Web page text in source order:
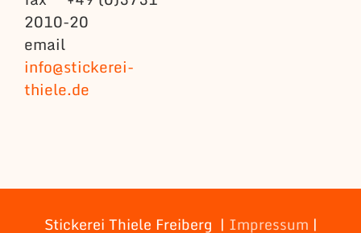
2010-20
email
info@stickerei-
thiele.de
Stickerei Thiele Freiberg | Impressum |